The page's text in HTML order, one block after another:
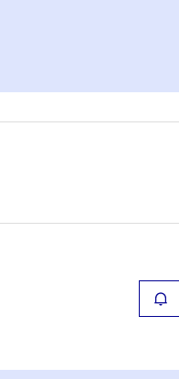
dans le presse-papier